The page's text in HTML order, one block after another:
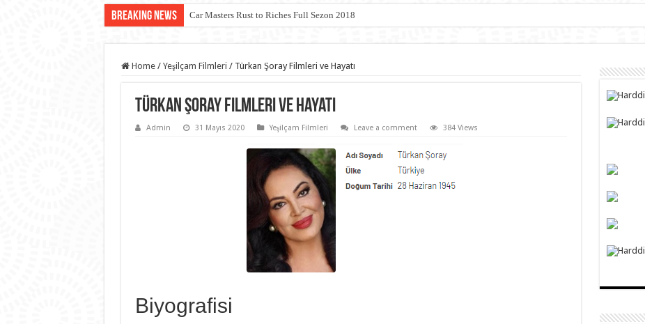
Breaking News Car Masters Rust to Riches Full Sezon 2018
Home / Yeşilçam Filmleri / Türkan Şoray Filmleri ve Hayatı
Türkan Şoray Filmleri ve Hayatı
Admin 31 Mayıs 2020 Yeşilçam Filmleri Leave a comment 384 Views
Biyografisi